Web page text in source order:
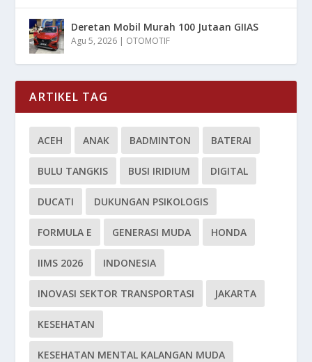
Deretan Mobil Murah 100 Jutaan GIIAS
Agu 5, 2026 | OTOMOTIF
ARTIKEL TAG
ACEH ANAK BADMINTON BATERAI
BULU TANGKIS BUSI IRIDIUM DIGITAL
DUCATI DUKUNGAN PSIKOLOGIS
FORMULA E GENERASI MUDA HONDA
IIMS 2026 INDONESIA
INOVASI SEKTOR TRANSPORTASI JAKARTA
KESEHATAN
KESEHATAN MENTAL KALANGAN MUDA